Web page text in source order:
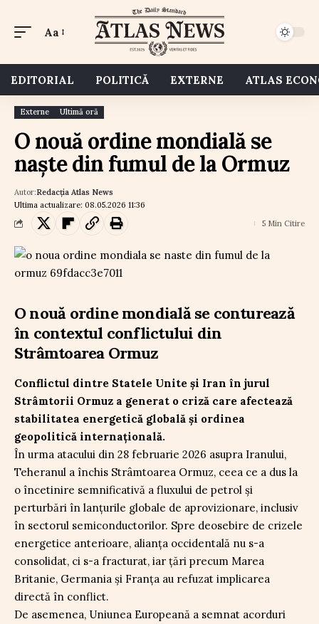
Aa
EDITORIAL POLITICĂ EXTERNE ATLAS
Externe Ultimă oră
O nouă ordine mondială se
naște din fumul de la Ormuz
Ultima actualizare: 08.05.2026 11:36
Autor:Redacția Atlas News
5 Min Citire
O nouă ordine mondială se conturează
în contextul conflictului din
Strâmtoarea Ormuz
Conflictul dintre Statele Unite și Iran în jurul
Strâmtorii Ormuz a generat o criză care afectează
stabilitatea energetică globală și ordinea
geopolitică internațională.
În urma atacului din 28 februarie 2026 asupra Iranului,
Teheranul a închis Strâmtoarea Ormuz, ceea ce a dus la
o încetinire semnificativă a fluxului de petrol și
perturbări în lanțurile globale de aprovizionare, inclusiv
în sectorul semiconductorilor. Spre deosebire de crizele
energetice anterioare, alianța occidentală nu s-a
consolidat, ci s-a fracturat, iar țări precum Marea
Britanie, Germania și Franța au refuzat implicarea
directă în conflict.
De asemenea, Uniunea Europeană a semnat acorduri